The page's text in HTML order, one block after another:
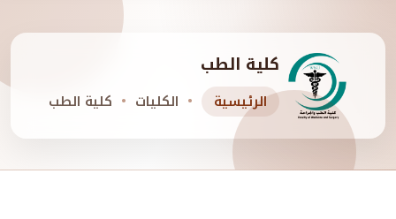
كلية الطب
الرئيسية الكليات كلية الطب